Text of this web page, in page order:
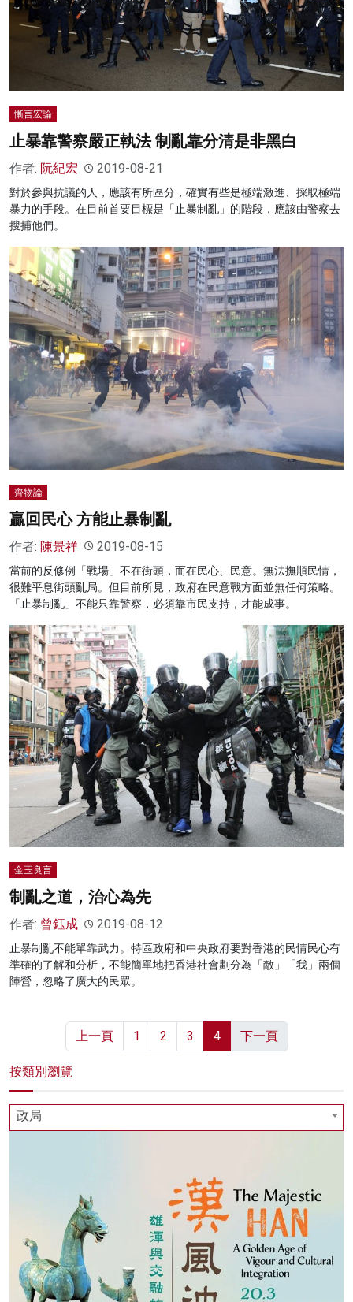
慚言宏論
止暴靠警察嚴正執法 制亂靠分清是非黑白
作者: 阮紀宏 2019-08-21
對於參與抗議的人，應該有所區分，確實有些是極端激進、採取極端
暴力的手段。在目前首要目標是「止暴制亂」的階段，應該由警察去
搜捕他們。
齊物論
贏回民心 方能止暴制亂
作者: 陳景祥 2019-08-15
當前的反修例「戰場」不在街頭，而在民心、民意。無法撫順民情，
很難平息街頭亂局。但目前所見，政府在民意戰方面並無任何策略。
「止暴制亂」不能只靠警察，必須靠市民支持，才能成事。
金玉良言
制亂之道，治心為先
作者: 曾鈺成 2019-08-12
止暴制亂不能單靠武力。特區政府和中央政府要對香港的民情民心有
準確的了解和分析，不能簡單地把香港社會劃分為「敵」「我」兩個
陣營，忽略了廣大的民眾。
上一頁 1 2 3 4 下一頁
按類別瀏覽
政局